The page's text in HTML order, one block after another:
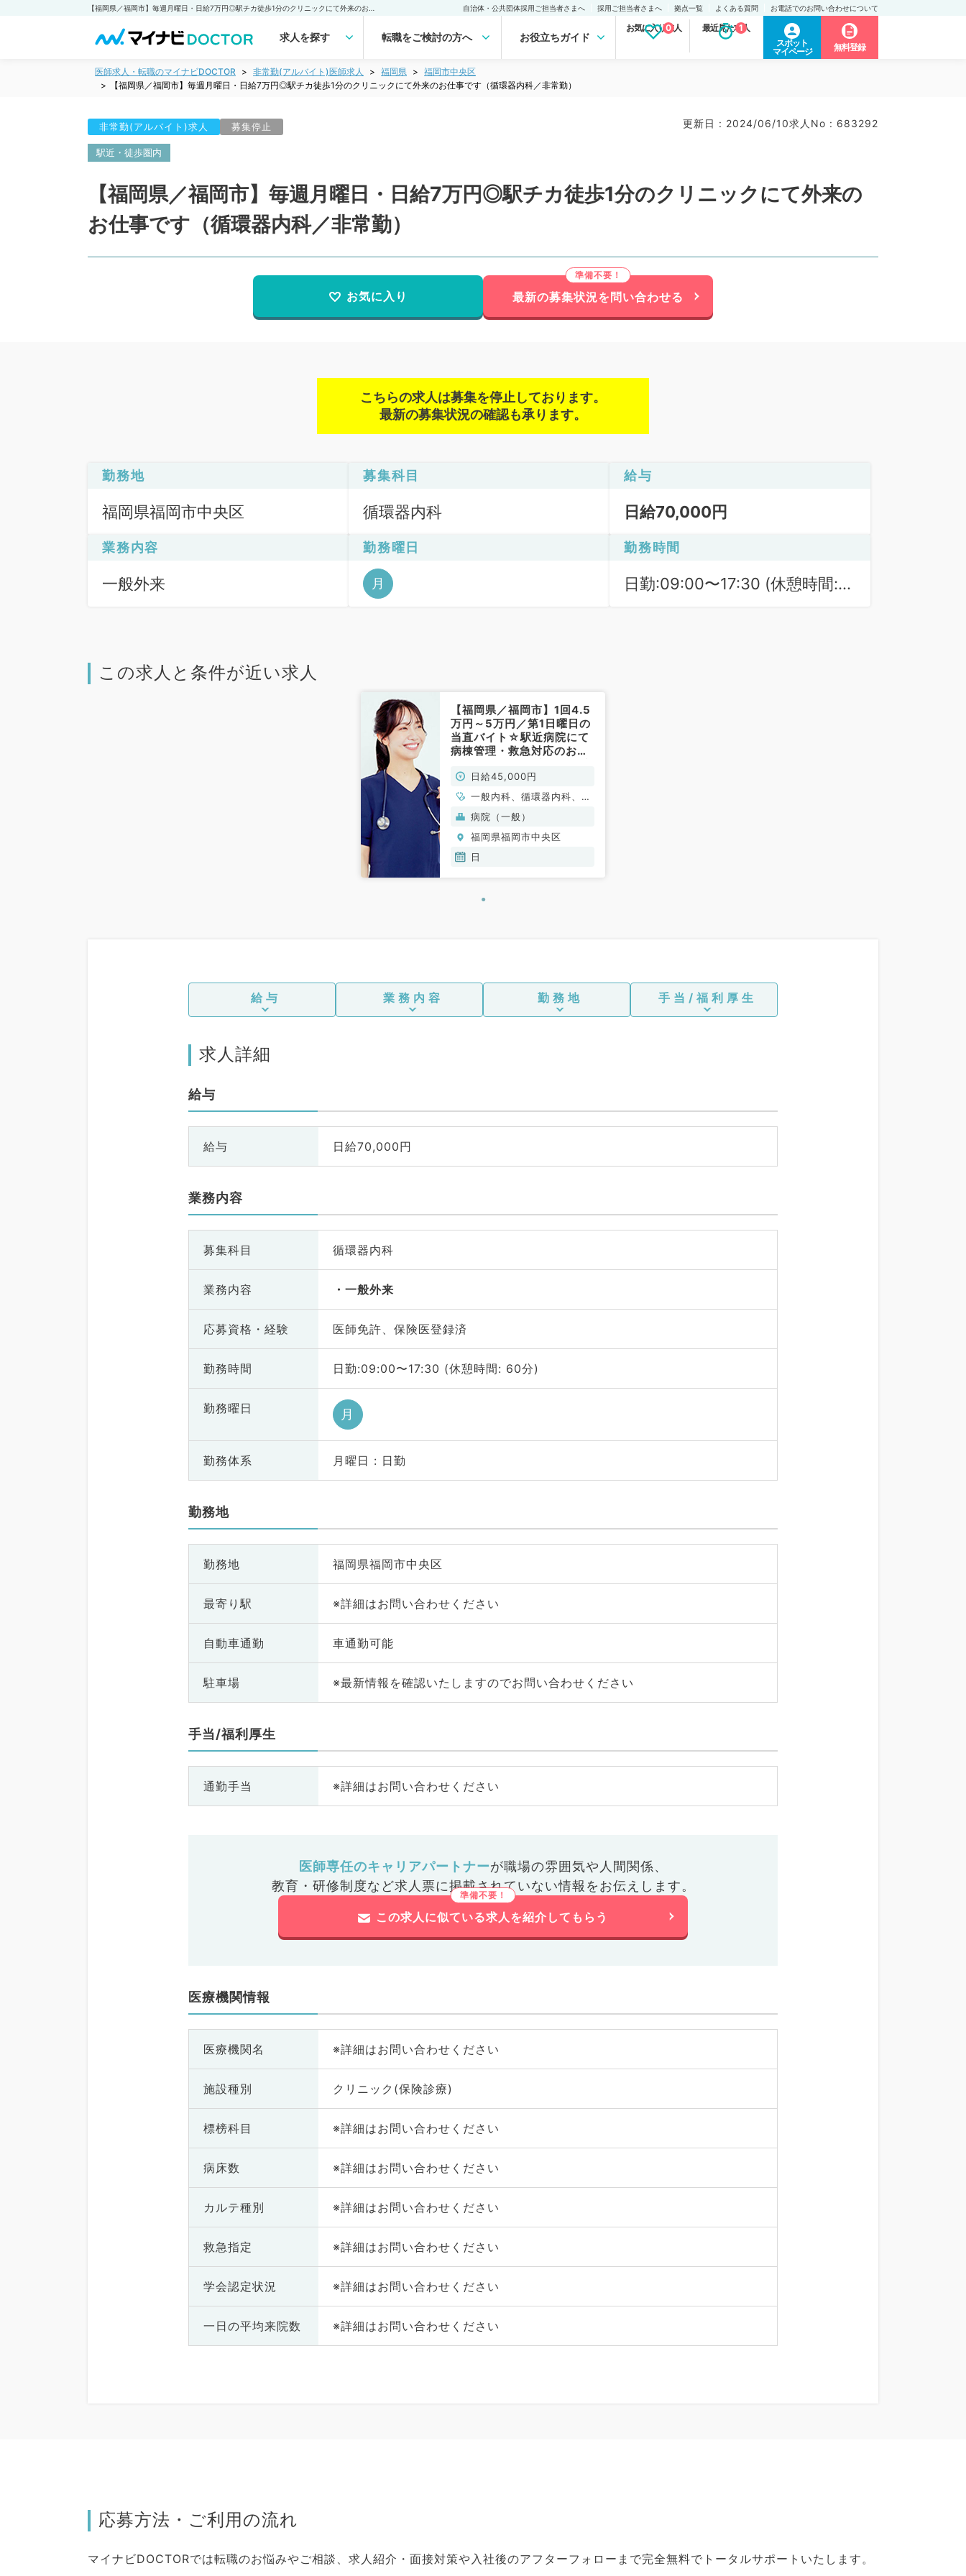
自治体・公共団体採用ご担当者さまへ 採用ご担当者さまへ 拠点一覧 よくある質問 お電話でのお問い合わせについて
求人を探す 転職をご検討の方へ お役立ちガイド
お気に入り求人
0 最近見た求人
1
スポット
マイページ
無料登録
医師求人・転職のマイナビDOCTOR 非常勤(アルバイト)医師求人 福岡県
福岡市中央区
【福岡県／福岡市】毎週月曜日・日給7万円◎駅チカ徒歩1分のクリニックにて外来のお仕事です（循環器内科／非常勤）
非常勤(アルバイト)求人 募集停止 更新日 : 2024/06/10求人No : 683292
駅近・徒歩圏内
【福岡県／福岡市】毎週月曜日・日給7万円◎駅チカ徒歩1分のクリニックにて外来の
お仕事です（循環器内科／非常勤）
お気に入り 最新の募集状況を問い合わせる
こちらの求人は募集を停止しております。
最新の募集状況の確認も承ります。
勤務地
福岡県福岡市中央区
募集科目
循環器内科
給与
日給70,000円
業務内容
一般外来
勤務曜日
月
勤務時間
日勤:09:00〜17:30 (休憩時間:
この求人と条件が近い求人
【福岡県／福岡市】1回4.5
万円～5万円／第1日曜日の
当直バイト☆駅近病院にて
病棟管理・救急対応のお仕
／非常勤）
日給45,000円
一般内科、循環器内科、消
化器内科、外科系全般、一
般外科、消化器外科
病院（一般）
福岡県福岡市中央区
日
給与 業務内容 勤務地 手当/福利厚生
求人詳細
給与
給与 日給70,000円
業務内容
募集科目 循環器内科
業務内容 一般外来
応募資格・ 経験 医師免許、保険医登録済
勤務時間 日勤:09:00〜17:30 (休憩時間: 60分)
勤務曜日 月
勤務体系 月曜日 : 日勤
勤務地
勤務地 福岡県福岡市中央区
最寄り駅 ※詳細はお問い合わせください
自動車通勤 車通勤可能
駐車場 ※最新情報を確認いたしますのでお問い合わせください
手当/福利厚生
通勤手当 ※詳細はお問い合わせください
医師専任のキャリアパートナーが職場の雰囲気や人間関係、
教育・研修制度など求人票に掲載されていない情報をお伝えします。
この求人に似ている求人を紹介してもらう
医療機関情報
医療機関名 ※詳細はお問い合わせください
施設種別 クリニック(保険診療)
標榜科目 ※詳細はお問い合わせください
病床数 ※詳細はお問い合わせください
カルテ種別 ※詳細はお問い合わせください
救急指定 ※詳細はお問い合わせください
学会認定状況 ※詳細はお問い合わせください
一日の平均来院数 ※詳細はお問い合わせください
応募方法・ご利用の流れ
マイナビDOCTORでは転職のお悩みやご相談、求人紹介・面接対策や入社後のアフターフォローまで完全無料でトータルサポートいたします。